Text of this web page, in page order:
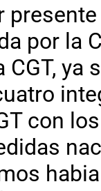
por la
CGT,
con